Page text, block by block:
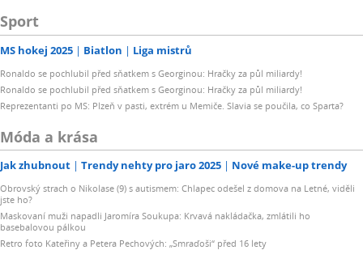
Sport
MS hokej 2025 Biatlon Liga mistrů
Ronaldo se pochlubil před sňatkem s Georginou: Hračky za půl miliardy!
Ronaldo se pochlubil před sňatkem s Georginou: Hračky za půl miliardy!
Reprezentanti po MS: Plzeň v pasti, extrém u Memiče. Slavia se poučila, co Sparta?
Móda a krása
Jak zhubnout Trendy nehty pro jaro 2025 Nové make-up trendy
Obrovský strach o Nikolase (9) s autismem: Chlapec odešel z domova na Letné, viděli
jste ho?
Maskovaní muži napadli Jaromíra Soukupa: Krvavá nakládačka, zmlátili ho
basebalovou pálkou
Retro foto Kateřiny a Petera Pechových: „Smraďoši“ před 16 lety